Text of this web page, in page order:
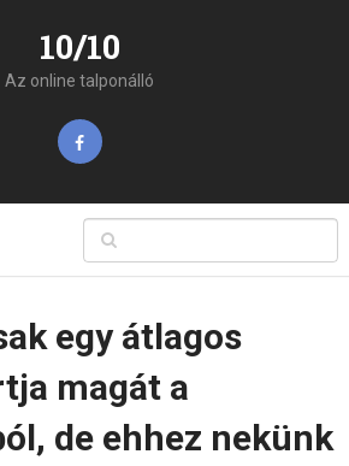
10/10
Az online talponálló
egy átlagos
magát a
de ehhez nekünk